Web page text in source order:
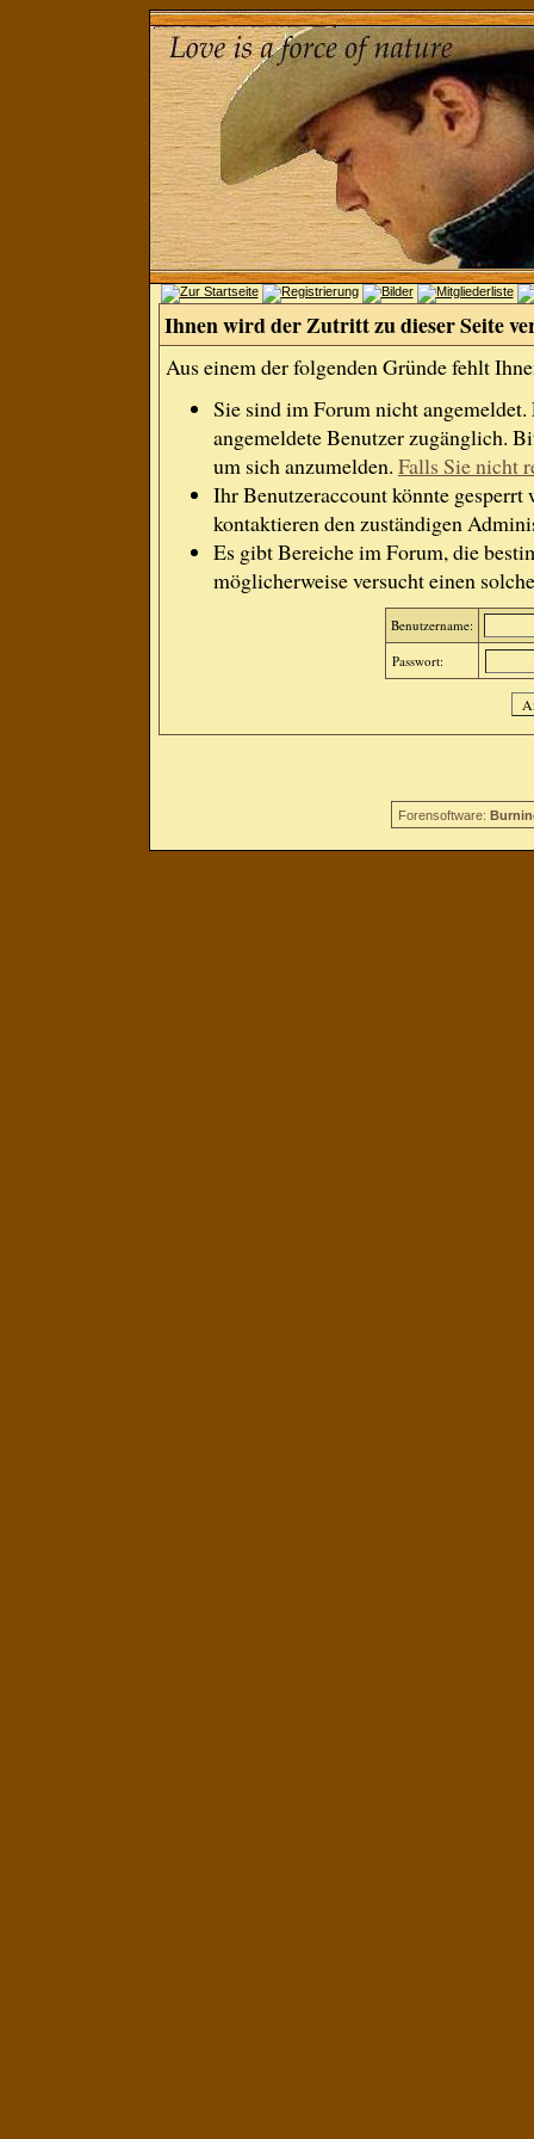
Ihnen wird der Zutritt zu dieser Seite
Aus einem der folgenden Gründe fehlt
Sie sind im Forum nicht
angemeldete Benutzer zugänglich.
um sich anzumelden. Falls Sie nicht
Ihr Benutzeraccount könnte gesperrt
kontaktieren den zuständigen
Es gibt Bereiche im Forum, die
möglicherweise versucht einen
Benutzername:
Passwort:
Forensoftware: